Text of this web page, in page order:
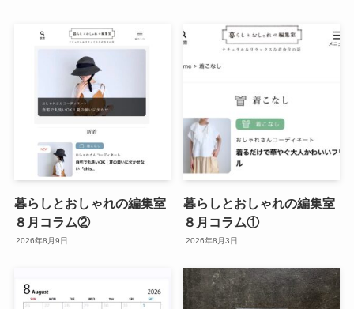
暮らしとおしゃれの編集室
８月コラム②
2026年8月9日
暮らしとおしゃれの編集室
８月コラム①
2026年8月3日